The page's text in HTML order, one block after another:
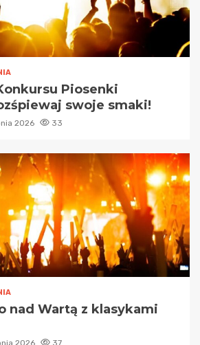
Piosenki
swoje smaki!
2026 33
nad Wartą z klasykami
2026 37